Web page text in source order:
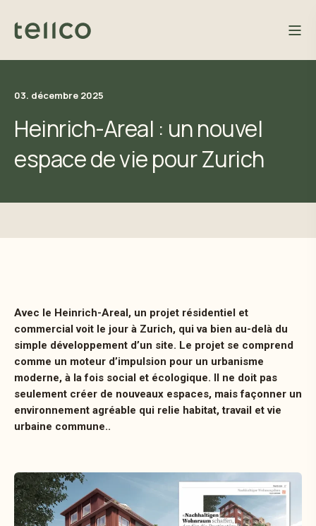
03. décembre 2025
Heinrich-Areal : un nouvel
espace de vie pour Zurich
Avec le Heinrich-Areal, un projet résidentiel et
commercial voit le jour à Zurich, qui va bien au-delà du
simple développement d’un site. Le projet se comprend
comme un moteur d’impulsion pour un urbanisme
moderne, à la fois social et écologique. Il ne doit pas
seulement créer de nouveaux espaces, mais façonner un
environnement agréable qui relie habitat, travail et vie
urbaine commune..